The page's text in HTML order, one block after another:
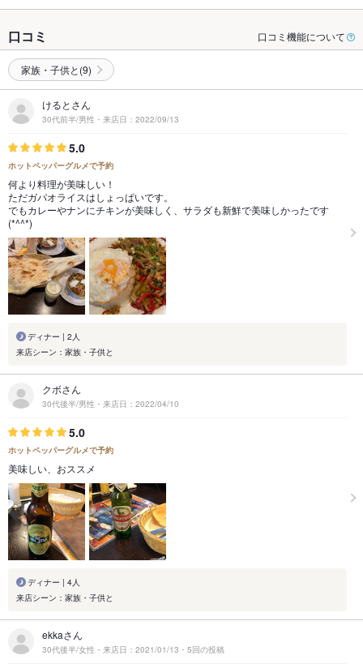
口コミ 口コミ機能について
家族・子供と(9)
けるとさん
30代前半/男性・来店日：2022/09/13
5.0
ホットペッパーグルメで予約
何より料理が美味しい！
ただガパオライスはしょっぱいです。
でもカレーやナンにチキンが美味しく、サラダも新鮮で美味しかったです
(*^^*)
ディナー | 2人
来店シーン：家族・子供と
クボさん
30代後半/男性・来店日：2022/04/10
5.0
ホットペッパーグルメで予約
美味しい、おススメ
ディナー | 4人
来店シーン：家族・子供と
ekkaさん
30代後半/女性・来店日：2021/01/13・5回の投稿